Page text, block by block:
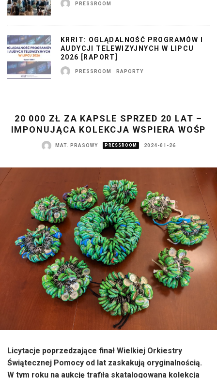
PRESSROOM
KRRIT: OGLĄDALNOŚĆ PROGRAMÓW I
AUDYCJI TELEWIZYJNYCH W LIPCU
2026 [RAPORT]
PRESSROOM RAPORTY
20 000 ZŁ ZA KAPSLE SPRZED 20 LAT –
IMPONUJĄCA KOLEKCJA WSPIERA WOŚP
MAT. PRASOWY PRESSROOM 2024-01-26
Licytacje poprzedzające finał Wielkiej Orkiestry
Świątecznej Pomocy od lat zaskakują oryginalnością.
W tym roku na aukcję trafiła skatalogowana kolekcja